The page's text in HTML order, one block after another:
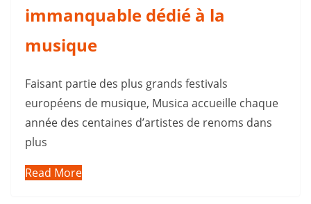
immanquable dédié à la
musique
Faisant partie des plus grands festivals
européens de musique, Musica accueille chaque
année des centaines d’artistes de renoms dans
plus
Read More